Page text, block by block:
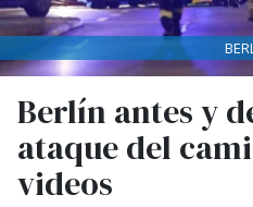
Berlín antes y
ataque del
videos